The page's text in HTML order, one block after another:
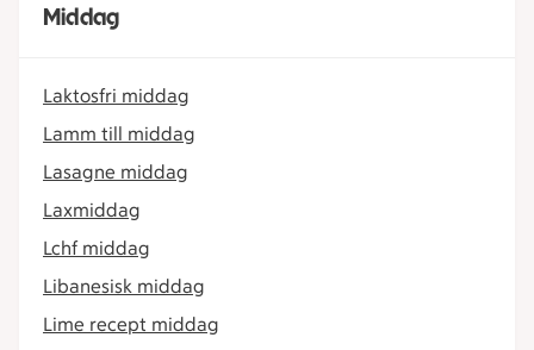
Middag
Laktosfri middag
Lamm till middag
Lasagne middag
Laxmiddag
Lchf middag
Libanesisk middag
Lime recept middag